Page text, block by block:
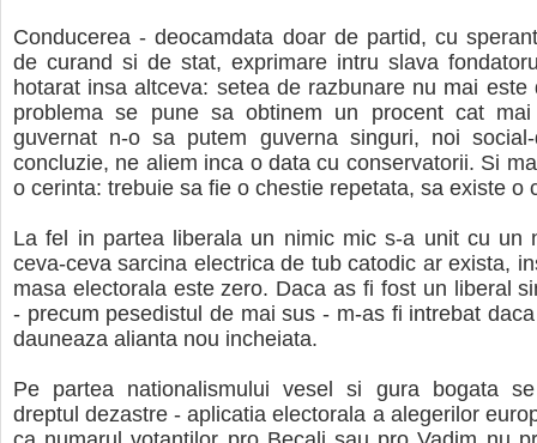
Conducerea - deocamdata doar de partid, cu
de curand si de stat, exprimare intru slava
hotarat insa altceva: setea de razbunare nu mai este
problema se pune sa obtinem un procent cat
guvernat n-o sa putem guverna singuri, noi
concluzie, ne aliem inca o data cu conservatorii. Si
o cerinta: trebuie sa fie o chestie repetata, sa existe o
La fel in partea liberala un nimic mic s-a unit cu un
ceva-ceva sarcina electrica de tub catodic ar exista,
masa electorala este zero. Daca as fi fost un liberal
- precum pesedistul de mai sus - m-as fi intrebat
dauneaza alianta nou incheiata.
Pe partea nationalismului vesel si gura bogata
dreptul dezastre - aplicatia electorala a alegerilor